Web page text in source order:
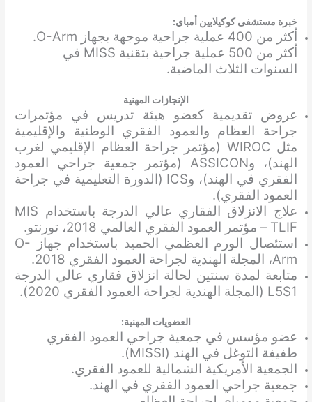
خبرة مستشفى كوكيلابين أمباي:
أكثر من 400 عملية جراحية موجهة بجهاز O-Arm.
أكثر من 500 عملية جراحية بتقنية MISS في
السنوات الثلاث الماضية.
الإنجازات المهنية
عروض تقديمية كعضو هيئة تدريس في مؤتمرات
جراحة العظام والعمود الفقري الوطنية والإقليمية
مثل WIROC (مؤتمر جراحة العظام الإقليمي لغرب
الهند)، وASSICON (مؤتمر جمعية جراحي العمود
الفقري في الهند)، وICS (الدورة التعليمية في جراحة
العمود الفقري).
علاج الانزلاق الفقاري عالي الدرجة باستخدام MIS
TLIF – مؤتمر العمود الفقري العالمي 2018، تورنتو.
استئصال الورم العظمي الحميد باستخدام جهاز O-
Arm، المجلة الهندية لجراحة العمود الفقري 2018.
متابعة لمدة سنتين لحالة انزلاق فقاري عالي الدرجة
L5S1 (المجلة الهندية لجراحة العمود الفقري 2020).
العضويات المهنية:
عضو مؤسس في جمعية جراحي العمود الفقري
طفيفة التوغل في الهند (MISSI).
الجمعية الأمريكية الشمالية للعمود الفقري.
جمعية جراحي العمود الفقري في الهند.